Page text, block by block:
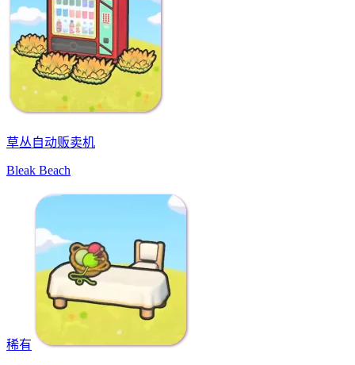
草丛自动贩卖机
Bleak Beach
稀有